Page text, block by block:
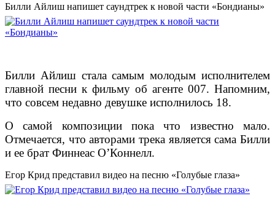
Билли Айлиш напишет саундтрек к новой части «Бондианы»
Билли Айлиш стала самым молодым исполнителем
главной песни к фильму об агенте 007. Напомним,
что совсем недавно девушке исполнилось 18.
О самой композиции пока что известно мало.
Отмечается, что авторами трека является сама Билли
и ее брат Финнеас ОʼКоннелл.
Егор Крид представил видео на песню «Голубые глаза»